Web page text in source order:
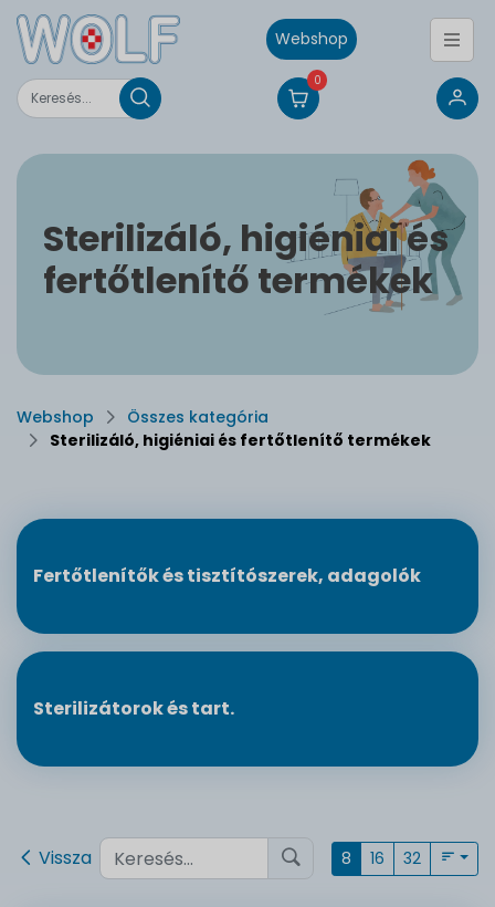
Webshop
0
Sterilizáló, higiéniai és
fertőtlenítő termékek
Webshop
Összes kategória
Sterilizáló, higiéniai és fertőtlenítő termékek
Fertőtlenítők és tisztítószerek, adagolók
Sterilizátorok és tart.
Vissza 8 16 32